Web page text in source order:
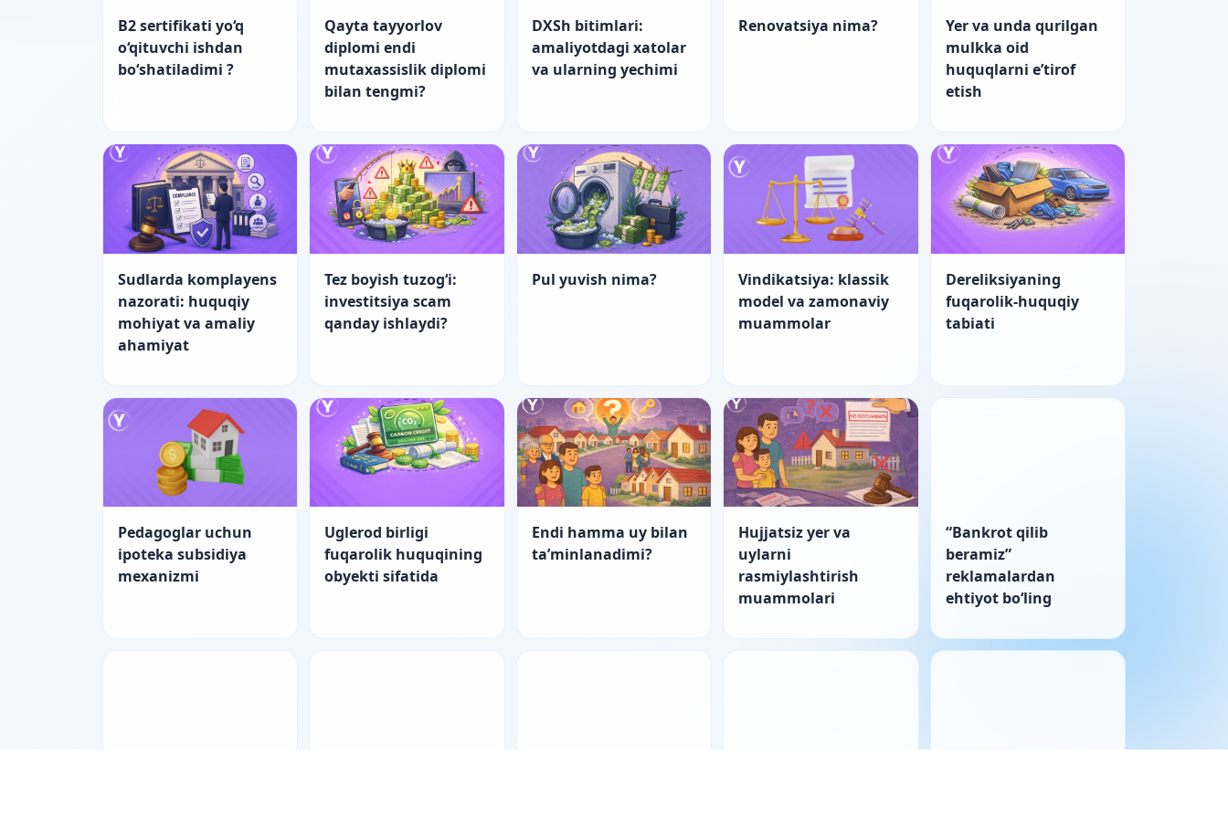
B2 sertifikati yo‘q
o‘qituvchi ishdan
bo‘shatiladimi ?
Qayta tayyorlov
diplomi endi
mutaxassislik diplomi
bilan tengmi?
DXSh bitimlari:
amaliyotdagi xatolar
va ularning yechimi
Renovatsiya nima?
Yer va unda qurilgan
mulkka oid
huquqlarni e’tirof
etish
Sudlarda komplayens
nazorati: huquqiy
mohiyat va amaliy
ahamiyat
Tez boyish tuzog‘i:
investitsiya scam
qanday ishlaydi?
Pul yuvish nima?
Vindikatsiya: klassik
model va zamonaviy
muammolar
Dereliksiyaning
fuqarolik-huquqiy
tabiati
Pedagoglar uchun
ipoteka subsidiya
mexanizmi
Uglerod birligi
fuqarolik huquqining
obyekti sifatida
Endi hamma uy bilan
ta’minlanadimi?
Hujjatsiz yer va
uylarni
rasmiylashtirish
muammolari
“Bankrot qilib
beramiz”
reklamalardan
ehtiyot boʻling